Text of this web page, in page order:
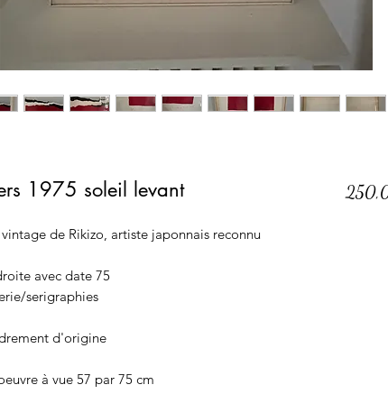
1975 soleil levant
de Rikizo, artiste japonnais reconnu
avec date 75
serigraphies
d'origine
à vue 57 par 75 cm